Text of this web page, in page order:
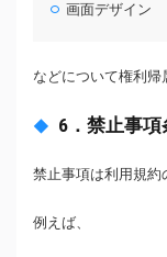
画面デザイン
などについて権利帰
6．禁止事項
禁止事項は利用規約
例えば、